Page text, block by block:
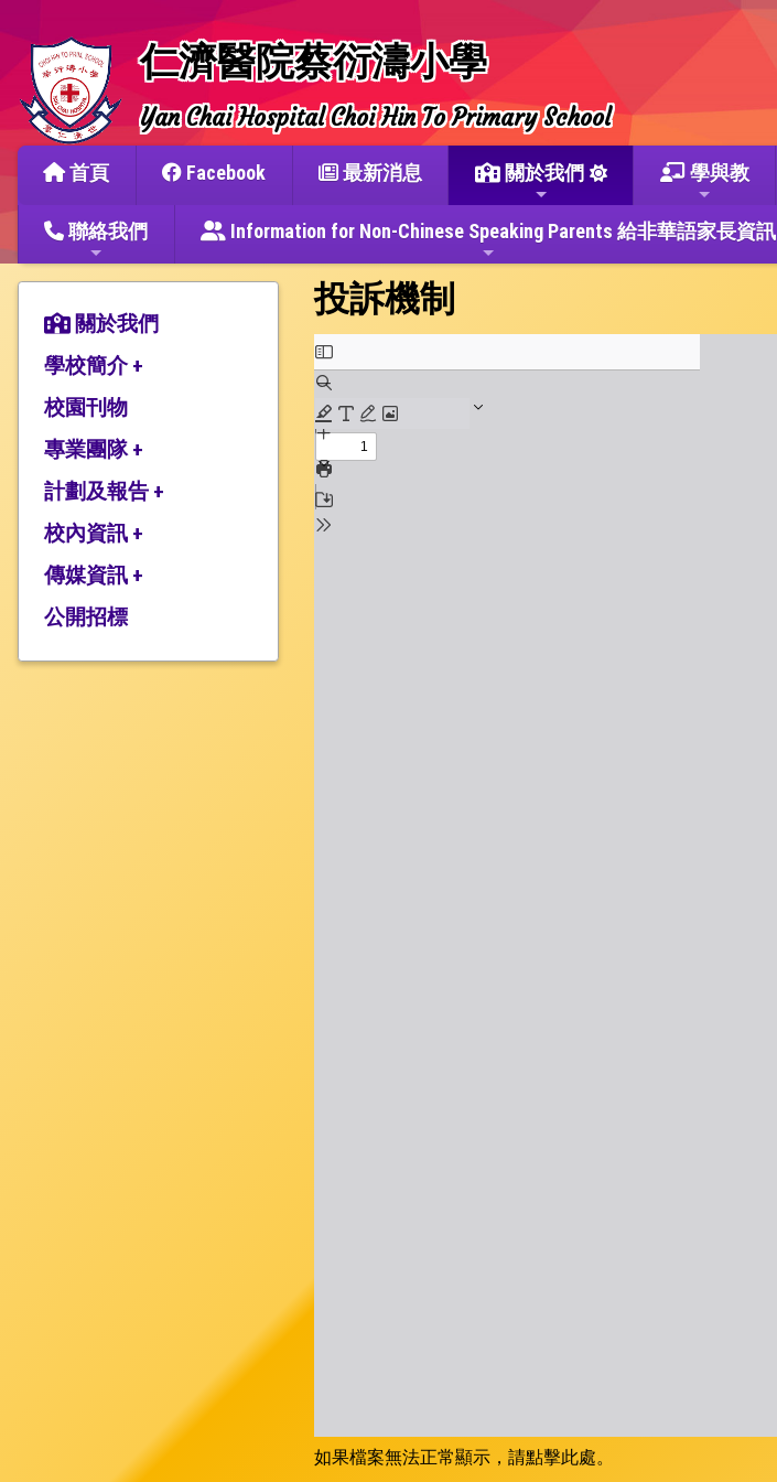
仁濟醫院蔡衍濤小學
Yan Chai Hospital Choi Hin To Primary School
首頁 Facebook 最新消息 關於我們 學與教
聯絡我們 Information for Non-Chinese Speaking Parents 給非華語家長資訊
關於我們
學校簡介 +
辦學宗旨與簡史
仁濟教育簡介
本校捐建人介紹
校監的話
校園刊物
專業團隊 +
教師團隊
行政架構
計劃及報告 +
2025-2026年度計劃
2024-2025年度報告
2024-2025年度計劃
校內資訊 +
學校設施
校服樣式
傳媒資訊 +
媒體報道
公開招標
投訴機制
如果檔案無法正常顯示，請點擊此處。